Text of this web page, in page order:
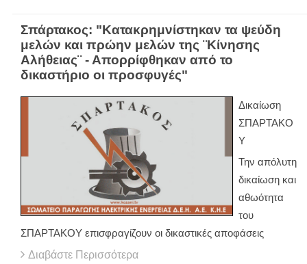
Σπάρτακος: "Κατακρημνίστηκαν τα ψεύδη
μελών και πρώην μελών της ¨Κίνησης
Αλήθειας¨ - Απορρίφθηκαν από το
δικαστήριο οι προσφυγές"
Δικαίωση
ΣΠΑΡΤΑΚΟ
Υ
Την απόλυτη
δικαίωση και
αθωότητα
του
ΣΠΑΡΤΑΚΟΥ επισφραγίζουν οι δικαστικές αποφάσεις
Διαβάστε Περισσότερα